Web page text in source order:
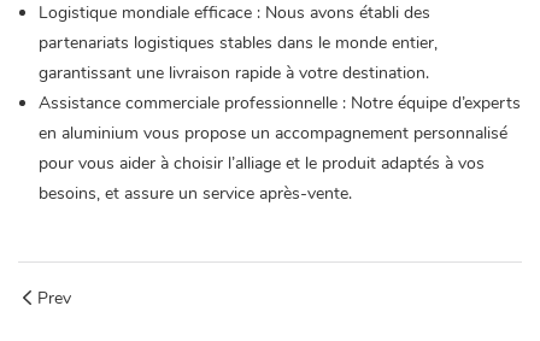
Logistique mondiale efficace : Nous avons établi des
partenariats logistiques stables dans le monde entier,
garantissant une livraison rapide à votre destination.
Assistance commerciale professionnelle : Notre équipe d’experts
en aluminium vous propose un accompagnement personnalisé
pour vous aider à choisir l’alliage et le produit adaptés à vos
besoins, et assure un service après-vente.
Prev